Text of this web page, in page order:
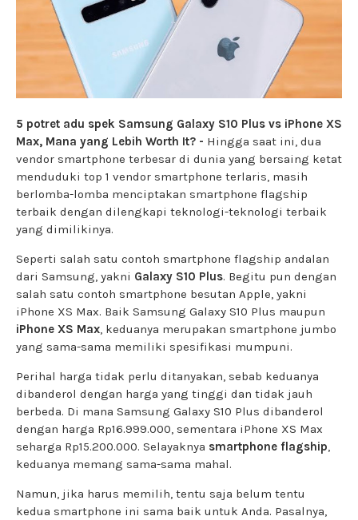
5 potret adu spek Samsung Galaxy S10 Plus vs iPhone XS
Max, Mana yang Lebih Worth It? - Hingga saat ini, dua
vendor smartphone terbesar di dunia yang bersaing ketat
menduduki top 1 vendor smartphone terlaris, masih
berlomba-lomba menciptakan smartphone flagship
terbaik dengan dilengkapi teknologi-teknologi terbaik
yang dimilikinya.
Seperti salah satu contoh smartphone flagship andalan
dari Samsung, yakni Galaxy S10 Plus. Begitu pun dengan
salah satu contoh smartphone besutan Apple, yakni
iPhone XS Max. Baik Samsung Galaxy S10 Plus maupun
iPhone XS Max, keduanya merupakan smartphone jumbo
yang sama-sama memiliki spesifikasi mumpuni.
Perihal harga tidak perlu ditanyakan, sebab keduanya
dibanderol dengan harga yang tinggi dan tidak jauh
berbeda. Di mana Samsung Galaxy S10 Plus dibanderol
dengan harga Rp16.999.000, sementara iPhone XS Max
seharga Rp15.200.000. Selayaknya smartphone flagship,
keduanya memang sama-sama mahal.
Namun, jika harus memilih, tentu saja belum tentu
kedua smartphone ini sama baik untuk Anda. Pasalnya,